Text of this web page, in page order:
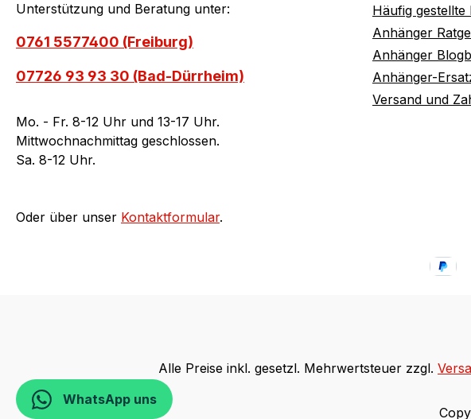
Unterstützung und Beratung unter:
0761 5577400 (Freiburg)
07726 93 93 30 (Bad-Dürrheim)
Mo. - Fr. 8-12 Uhr und 13-17 Uhr.
Mittwochnachmittag geschlossen.
Sa. 8-12 Uhr.
Oder über unser Kontaktformular.
Häufig gestellte
Anhänger
Anhänger
Anhänger-
Versand und
Alle Preise inkl. gesetzl. Mehrwertsteuer zzgl.
WhatsApp uns